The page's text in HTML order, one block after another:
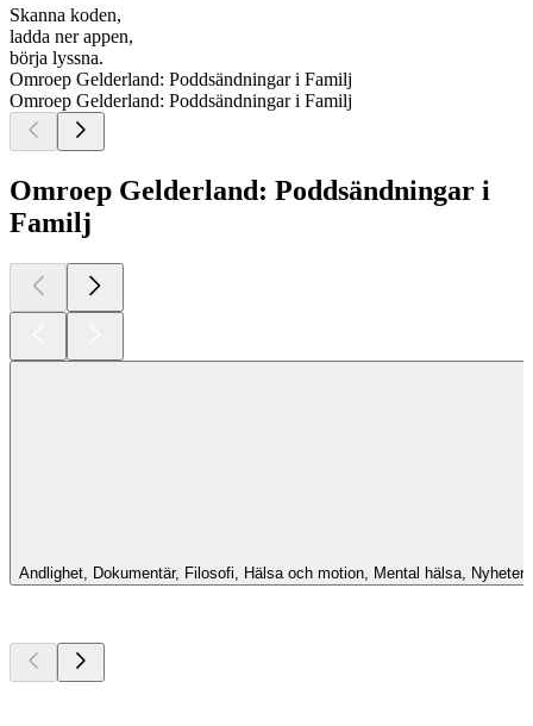
Skanna koden,
ladda ner appen,
börja lyssna.
Omroep Gelderland: Poddsändningar i Familj
Omroep Gelderland: Poddsändningar i Familj
Omroep Gelderland: Poddsändningar i
Familj
Andlighet, Dokumentär, Filosofi, Hälsa och motion, Mental hälsa,